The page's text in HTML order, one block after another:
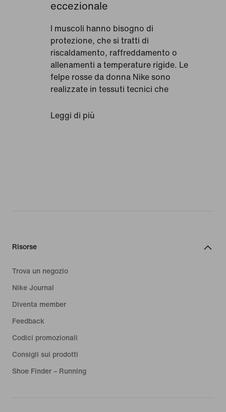
eccezionale
I muscoli hanno bisogno di
protezione, che si tratti di
riscaldamento, raffreddamento o
allenamenti a temperature rigide. Le
felpe rosse da donna Nike sono
realizzate in tessuti tecnici che
permettono di riporre gli oggetti
essenziali.
Quando il freddo si fa sentire, il
dall'aria. Vuoi allenarti e indossare un
outfit accattivante? Scegli tra tante
Leggi di più
Risorse
Trova un negozio
Nike Journal
Diventa member
Feedback
Codici promozionali
Consigli sui prodotti
Shoe Finder – Running